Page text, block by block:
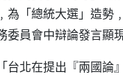
「總統大選」造勢
員會中辯論發言顯
北在提出『兩國論